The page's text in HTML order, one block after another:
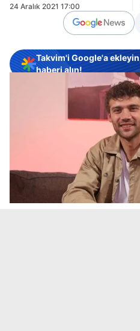
24 Aralık 2021 17:00
Takvim'i Google'a
haberi alın!